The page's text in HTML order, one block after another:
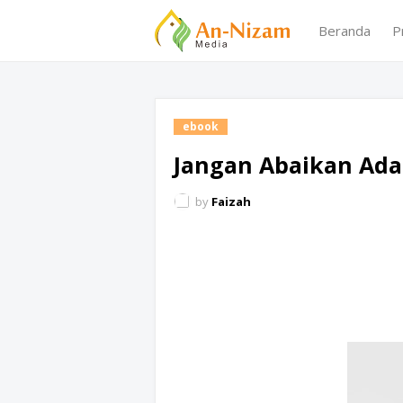
Beranda
ebook
Jangan Abaikan
by Faizah